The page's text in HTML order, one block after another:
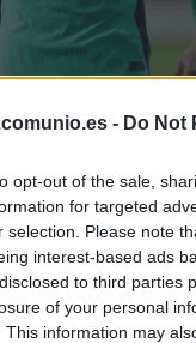
- Do Not
opt-out of the sale,
for targeted
selection. Please note
interest-based ads
to third parties
of your personal
This information may
a Rodrigo
Johnny, Baena y
rumores del